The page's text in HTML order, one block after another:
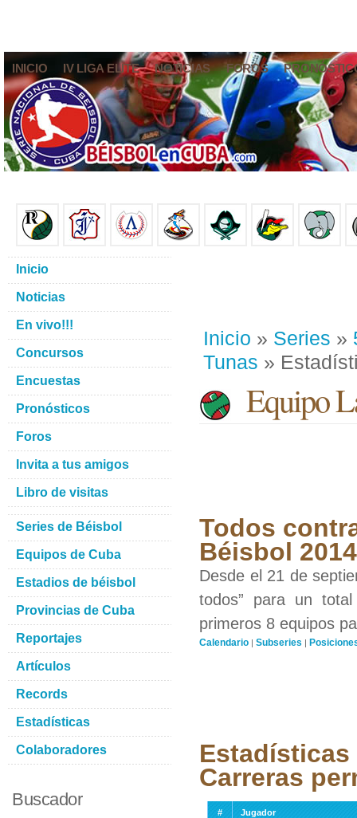
INICIO IV LIGA ELITE NOTICIAS FOROS
Inicio » Series »
Tunas »
Equipo
Todos
Béisbol
Desde el 21 de
todos” para un
primeros 8 equipos
Calendario | Subseries |
Carreras
#
Jugador
Inicio
Noticias
En vivo!!!
Concursos
Encuestas
Pronósticos
Foros
Invita a tus amigos
Libro de visitas
Series de Béisbol
Equipos de Cuba
Estadios de béisbol
Provincias de Cuba
Reportajes
Artículos
Records
Estadísticas
Colaboradores
Buscador